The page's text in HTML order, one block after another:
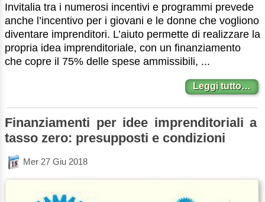
Invitalia tra i numerosi incentivi e programmi prevede
anche l’incentivo per i giovani e le donne che vogliono
diventare imprenditori. L’aiuto permette di realizzare la
propria idea imprenditoriale, con un finanziamento
che copre il 75% delle spese ammissibili, ...
Leggi tutto…
Finanziamenti per idee imprenditoriali a
tasso zero: presupposti e condizioni
Mer 27 Giu 2018